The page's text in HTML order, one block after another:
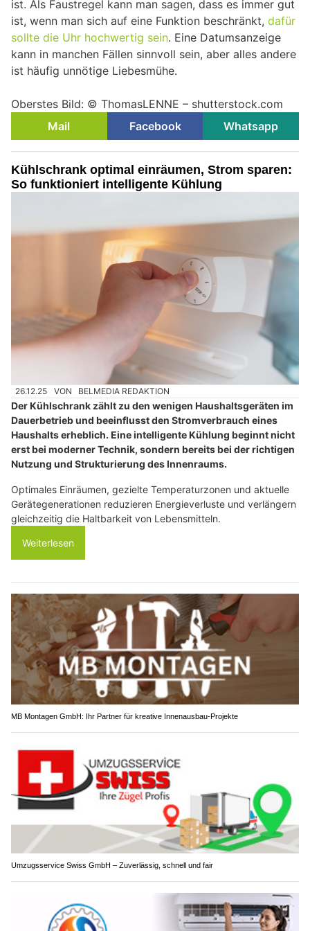
ist. Als Faustregel kann man sagen, dass es immer gut
ist, wenn man sich auf eine Funktion beschränkt, dafür
sollte die Uhr hochwertig sein. Eine Datumsanzeige
kann in manchen Fällen sinnvoll sein, aber alles andere
ist häufig unnötige Liebesmühe.
Oberstes Bild: © ThomasLENNE – shutterstock.com
Mail
Facebook Whatsapp
Kühlschrank optimal einräumen, Strom sparen:
So funktioniert intelligente Kühlung
26.12.25 VON BELMEDIA REDAKTION
Der Kühlschrank zählt zu den wenigen Haushaltsgeräten im
Dauerbetrieb und beeinflusst den Stromverbrauch eines
Haushalts erheblich. Eine intelligente Kühlung beginnt nicht
erst bei moderner Technik, sondern bereits bei der richtigen
Nutzung und Strukturierung des Innenraums.
Optimales Einräumen, gezielte Temperaturzonen und aktuelle
Gerätegenerationen reduzieren Energieverluste und verlängern
gleichzeitig die Haltbarkeit von Lebensmitteln.
Weiterlesen
MB Montagen GmbH: Ihr Partner für kreative Innenausbau-Projekte
Umzugsservice Swiss GmbH – Zuverlässig, schnell und fair